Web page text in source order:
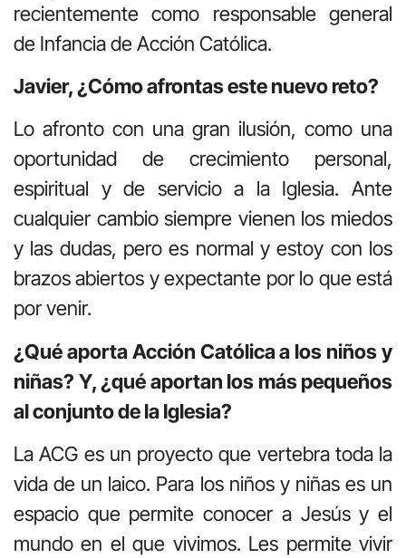
recientemente como responsable general
de Infancia de Acción Católica.
Javier, ¿Cómo afrontas este nuevo reto?
Lo afronto con una gran ilusión, como una
oportunidad de crecimiento personal,
espiritual y de servicio a la Iglesia. Ante
cualquier cambio siempre vienen los miedos
y las dudas, pero es normal y estoy con los
brazos abiertos y expectante por lo que está
por venir.
¿Qué aporta Acción Católica a los niños y
niñas? Y, ¿qué aportan los más pequeños
al conjunto de la Iglesia?
La ACG es un proyecto que vertebra toda la
vida de un laico. Para los niños y niñas es un
espacio que permite conocer a Jesús y el
mundo en el que vivimos. Les permite vivir